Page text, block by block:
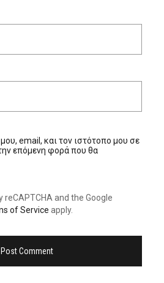
email, και τον ιστότοπο μου σε
επόμενη φορά που θα
and the Google
of Service apply.